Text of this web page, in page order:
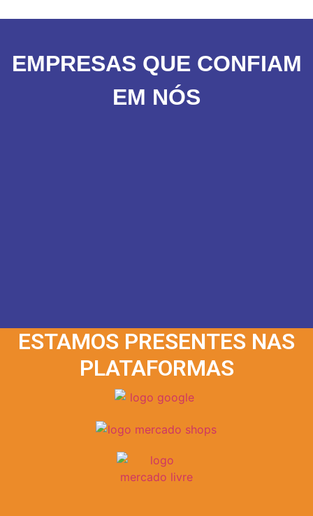
EMPRESAS QUE CONFIAM
EM NÓS
ESTAMOS PRESENTES NAS
PLATAFORMAS